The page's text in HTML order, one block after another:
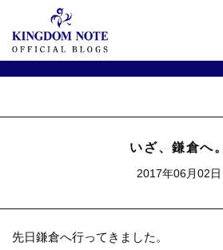
いざ、鎌倉へ。
2017年06月02日
先日鎌倉へ行ってきました。